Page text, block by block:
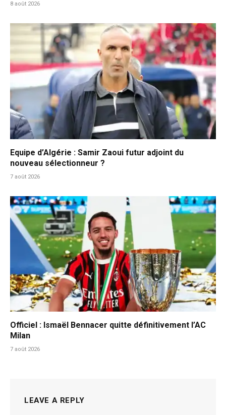
8 août 2026
Equipe d’Algérie : Samir Zaoui futur adjoint du
nouveau sélectionneur ?
7 août 2026
Officiel : Ismaël Bennacer quitte définitivement l’AC
Milan
7 août 2026
LEAVE A REPLY